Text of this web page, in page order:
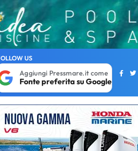
US
Aggiungi Pressmare.it come
Fonte preferita su Google